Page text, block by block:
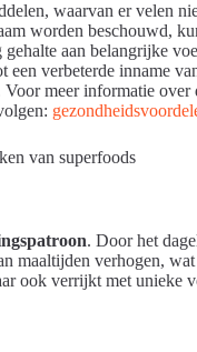
waarvan er velen
worden beschouwd,
aan belangrijke
verbeterde inname
Voor meer informatie over
. Door het
maaltijden verhogen,
ook verrijkt met unieke